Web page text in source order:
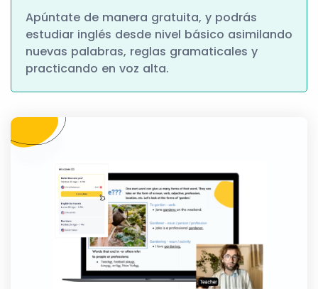
Apúntate de manera gratuita, y podrás
estudiar inglés desde nivel básico asimilando
nuevas palabras, reglas gramaticales y
practicando en voz alta.